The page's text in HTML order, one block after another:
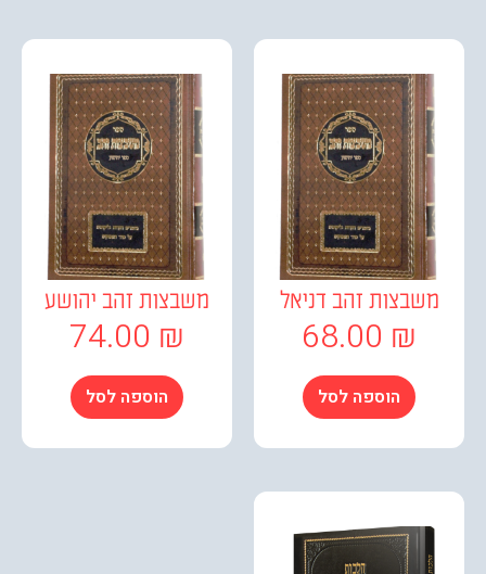
זהב דניאל
68.00
הוספה לסל
משבצות זהב יהושע
74.00
הוספה לסל